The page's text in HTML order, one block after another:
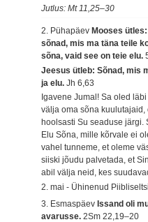
Jutlus: Mt 11,25–30
2. Pühapäev Mooses
sõnad, mis ma täna teile
sõna, vaid see on teie elu.
Jeesus ütleb: Sõnad, mis
ja elu.Jh 6,63
Igavene Jumal! Sa oled
välja oma sõna kuulutajaid,
hoolsasti Su seaduse järgi.
Elu Sõna, mille kõrvale ei
vahel tunneme, et oleme
siiski jõudu palvetada, et
abil välja neid, kes
2. mai - Ühinenud
3. EsmaspäevIssand oli
avarusse.2Sm 22,19–20